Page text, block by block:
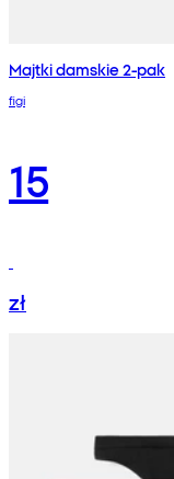
Majtki damskie 2-pak
figi
15
zł